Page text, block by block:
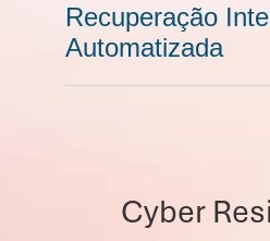
Recuperação
Automatizada
Cyber